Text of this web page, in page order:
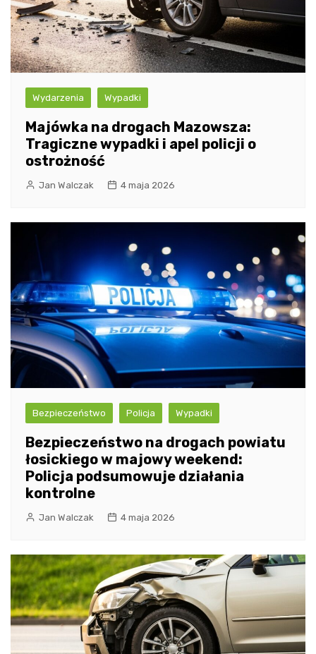
Wydarzenia Wypadki
Majówka na drogach Mazowsza:
Tragiczne wypadki i apel policji o
ostrożność
Jan Walczak 4 maja 2026
Bezpieczeństwo Policja Wypadki
Bezpieczeństwo na drogach powiatu
łosickiego w majowy weekend:
Policja podsumowuje działania
kontrolne
Jan Walczak 4 maja 2026